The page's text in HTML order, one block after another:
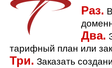
Раз.
Два.
тарифный план или
Три. Заказать